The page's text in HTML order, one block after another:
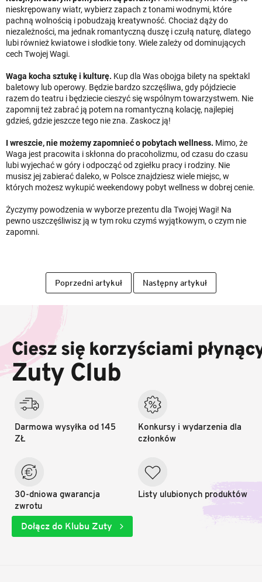
nieskrępowany wiatr, wybierz zapach z tonami wodnymi, które
pachną wolnością i pobudzają kreatywność. Chociaż dąży do
niezależności, ma jednak romantyczną duszę i czułą naturę, dlatego
lubi również kwiatowe i słodkie tony. Wiele zależy od dominujących
cech Twojej Wagi.
Waga kocha sztukę i kulturę. Kup dla Was obojga bilety na spektakl
baletowy lub operowy. Będzie bardzo szczęśliwa, gdy pójdziecie
razem do teatru i będziecie cieszyć się wspólnym towarzystwem. Nie
zapomnij też zabrać ją potem na romantyczną kolację, najlepiej
gdzieś, gdzie jeszcze tego nie zna. Zaskocz ją!
I wreszcie, nie możemy zapomnieć o pobytach wellness. Mimo, że
Waga jest pracowita i skłonna do pracoholizmu, od czasu do czasu
lubi wyjechać w góry i odpocząć od zgiełku pracy i rodziny. Nie
musisz jej zabierać daleko, w Polsce znajdziesz wiele miejsc, w
których możesz wykupić weekendowy pobyt wellness w dobrej cenie.
Życzymy powodzenia w wyborze prezentu dla Twojej Wagi! Na
pewno uszczęśliwisz ją w tym roku czymś wyjątkowym, o czym nie
zapomni.
Poprzedni artykuł Następny artykuł
p
k
a
Ciesz się korzyściami
Zuty Club
Darmowa wysyłka od 145
ZŁ
30-dniowa gwarancja
zwrotu
Konkursy i wydarzenia dla
członków
Listy ulubionych produktów
Dołącz do Klubu Zuty